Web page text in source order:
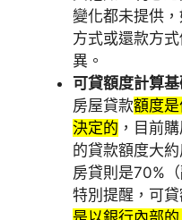
變化都未提供
方式或還款方
異。
可貸額度計算
房屋貸款額度
決定的 ，目前
的貸款額度大
房貸則是70%
特別提醒，可